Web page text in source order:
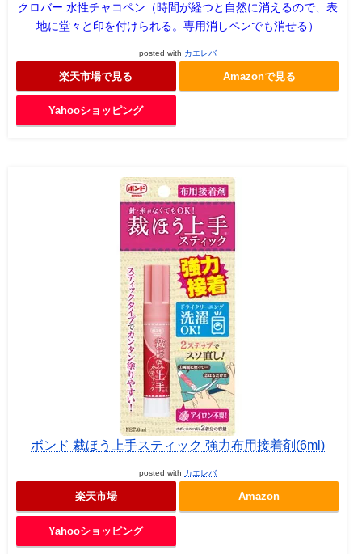
クロバー 水性チャコペン（時間が経つと自然に消えるので、表
地に堂々と印を付けられる。専用消しペンでも消せる）
posted with カエレバ
楽天市場で見る Amazonで見る
Yahooショッピング
ボンド 裁ほう上手スティック 強力布用接着剤(6ml)
posted with カエレバ
楽天市場 Amazon
Yahooショッピング